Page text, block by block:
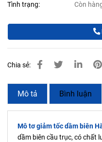
Tình trạng: Còn
Chia sẻ:
Mô tả Bình luận
Mô tơ giảm tốc dầm biên
dầm biên cầu trục, có chất